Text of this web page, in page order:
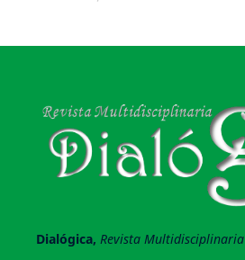
Dialógica, Revista Multidisciplinaria